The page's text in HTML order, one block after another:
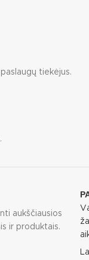
tiekėjus.
aukščiausios
ir produktais.